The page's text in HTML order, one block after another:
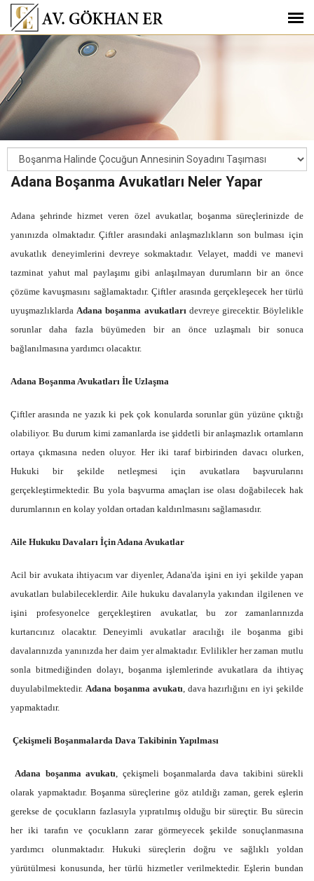
Adana Boşanma Avukatları Neler Yapar
Adana şehrinde hizmet veren özel avukatlar, boşanma süreçlerinizde de
yanınızda olmaktadır. Çiftler arasındaki anlaşmazlıkların son bulması için
avukatlık deneyimlerini devreye sokmaktadır. Velayet, maddi ve manevi
tazminat yahut mal paylaşımı gibi anlaşılmayan durumların bir an önce
çözüme kavuşmasını sağlamaktadır. Çiftler arasında gerçekleşecek her türlü
uyuşmazlıklardaAdana boşanma avukatlarıdevreye girecektir. Böylelikle
sorunlar daha fazla büyümeden bir an önce uzlaşmalı bir sonuca
bağlanılmasına yardımcı olacaktır.
Adana Boşanma Avukatları İle Uzlaşma
Çiftler arasında ne yazık ki pek çok konularda sorunlar gün yüzüne çıktığı
olabiliyor. Bu durum kimi zamanlarda ise şiddetli bir anlaşmazlık ortamların
ortaya çıkmasına neden oluyor. Her iki taraf birbirinden davacı olurken,
Hukuki bir şekilde netleşmesi için avukatlara başvurularını
gerçekleştirmektedir. Bu yola başvurma amaçları ise olası doğabilecek hak
durumlarının en kolay yoldan ortadan kaldırılmasını sağlamasıdır.
Aile Hukuku Davaları İçin Adana Avukatlar
Acil bir avukata ihtiyacım var diyenler, Adana'da işini en iyi şekilde yapan
avukatları bulabileceklerdir. Aile hukuku davalarıyla yakından ilgilenen ve
işini profesyonelce gerçekleştiren avukatlar, bu zor zamanlarınızda
kurtarıcınız olacaktır. Deneyimli avukatlar aracılığı ile boşanma gibi
davalarınızda yanınızda her daim yer almaktadır. Evlilikler her zaman mutlu
sonla bitmediğinden dolayı, boşanma işlemlerinde avukatlara da ihtiyaç
duyulabilmektedir. Adana boşanma avukatı, dava hazırlığını en iyi şekilde
yapmaktadır.
Çekişmeli Boşanmalarda Dava Takibinin Yapılması
Adana boşanma avukatı, çekişmeli boşanmalarda dava takibini sürekli
olarak yapmaktadır. Boşanma süreçlerine göz atıldığı zaman, gerek eşlerin
gerekse de çocukların fazlasıyla yıpratılmış olduğu bir süreçtir. Bu sürecin
her iki tarafın ve çocukların zarar görmeyecek şekilde sonuçlanmasına
yardımcı olunmaktadır. Hukuki süreçlerin doğru ve sağlıklı yoldan
yürütülmesi konusunda, her türlü hizmetler verilmektedir. Eşlerin bundan